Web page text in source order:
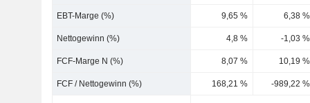
EBT-Marge (%) 9,65 % 6,38 %
Nettogewinn (%) 4,8 % -1,03 %
FCF-Marge N (%) 8,07 % 10,19 %
FCF / Nettogewinn (%) 168,21 % -989,22 %